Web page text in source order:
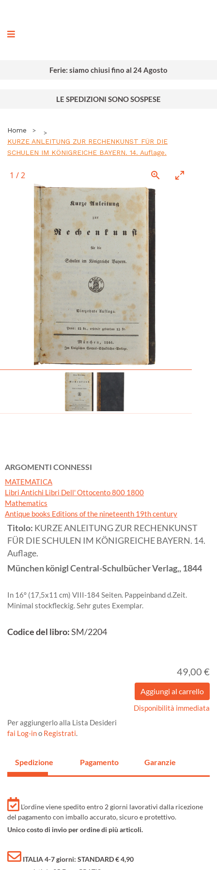
Ferie: siamo chiusi fino al 24 Agosto
LE SPEDIZIONI SONO SOSPESE
Home
KURZE ANLEITUNG ZUR RECHENKUNST FÜR DIE
SCHULEN IM KÖNIGREICHE BAYERN. 14. Auflage.
1 /2
ARGOMENTI CONNESSI
MATEMATICA
Libri Antichi Libri Dell' Ottocento 800 1800
Mathematics
Antique books Editions of the nineteenth 19th century
Titolo: KURZE ANLEITUNG ZUR RECHENKUNST
FÜR DIE SCHULEN IM KÖNIGREICHE BAYERN. 14.
Auflage.
München königl Central-Schulbücher Verlag,,1844
In 16° (17,5x11 cm) VIII-184 Seiten. Pappeinband d.Zeit.
Minimal stockfleckig. Sehr gutes Exemplar.
Codice del libro:SM/2204
49,00 €
Disponibilità immediata
Per aggiungerlo alla Lista Desideri
fai Log-ino Registrati.
Spedizione Pagamento Garanzie
L'ordine viene spedito entro 2 giorni lavorativi dalla ricezione
del pagamento con imballo accurato, sicuro e protettivo.
Unico costo di invio per ordine di più articoli.
ITALIA 4-7 giorni: STANDARD € 4,90